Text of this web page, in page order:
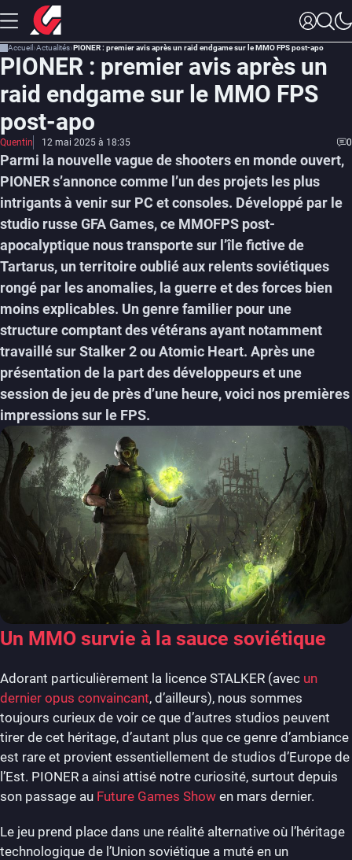
Accueil Actualités PIONER : premier avis après un raid endgame sur le MMO FPS post-apo
PIONER : premier avis après un
raid endgame sur le MMO FPS
post-apo
Quentin 12 mai 2025 à 18:35 0
Parmi la nouvelle vague de shooters en monde ouvert,
PIONER s’annonce comme l’un des projets les plus
intrigants à venir sur PC et consoles. Développé par le
studio russe GFA Games, ce MMOFPS post-
apocalyptique nous transporte sur l’île fictive de
Tartarus, un territoire oublié aux relents soviétiques
rongé par les anomalies, la guerre et des forces bien
moins explicables. Un genre familier pour une
structure comptant des vétérans ayant notamment
travaillé sur Stalker 2 ou Atomic Heart. Après une
présentation de la part des développeurs et une
session de jeu de près d’une heure, voici nos premières
impressions sur le FPS.
Un MMO survie à la sauce soviétique
Adorant particulièrement la licence STALKER (avec un
dernier opus convaincant, d’ailleurs), nous sommes
toujours curieux de voir ce que d’autres studios peuvent
tirer de cet héritage, d’autant plus que ce genre d’ambiance
est rare et provient essentiellement de studios d’Europe de
l’Est. PIONER a ainsi attisé notre curiosité, surtout depuis
son passage au Future Games Show en mars dernier.
Le jeu prend place dans une réalité alternative où l’héritage
technologique de l’Union soviétique a muté en un